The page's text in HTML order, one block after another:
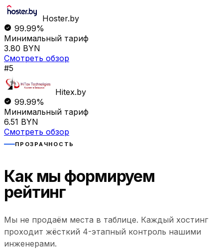
Hoster.by
99.99%
Минимальный тариф
3.80 BYN
Смотреть обзор
#5
Hitex.by
99.99%
Минимальный тариф
6.51 BYN
Смотреть обзор
ПРОЗРАЧНОСТЬ
Как мы формируем
рейтинг
Мы не продаём места в таблице. Каждый хостинг
проходит жёсткий 4-этапный контроль нашими
инженерами.